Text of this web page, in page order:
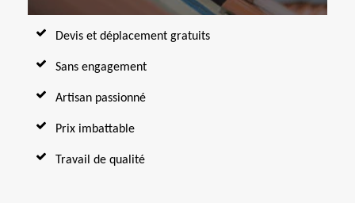
Devis et déplacement gratuits
Sans engagement
Artisan passionné
Prix imbattable
Travail de qualité